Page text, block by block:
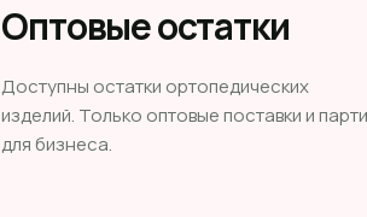
Оптовые остатки
Доступны остатки ортопедических
изделий. Только оптовые поставки и
для бизнеса.